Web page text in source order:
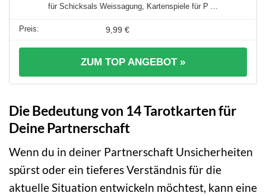
für Schicksals Weissagung, Kartenspiele für P ...
9,99 €
ZUM TOP ANGEBOT »
Die Bedeutung von 14 Tarotkarten für
Deine Partnerschaft
Wenn du in deiner Partnerschaft Unsicherheiten
spürst oder ein tieferes Verständnis für die
aktuelle Situation entwickeln möchtest, kann eine